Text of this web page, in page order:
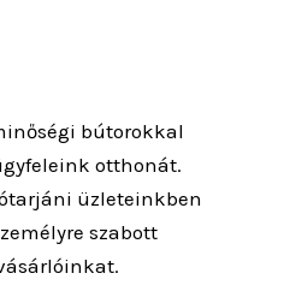
bútorokkal
otthonát.
üzleteinkben
szabott